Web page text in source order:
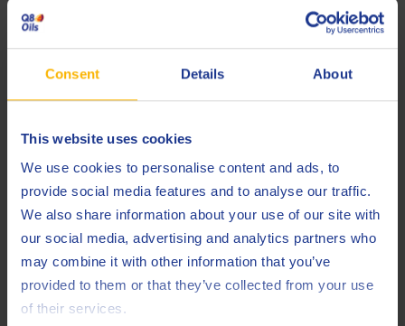
Consent Details About
This website uses cookies
We use cookies to personalise content and ads, to
provide social media features and to analyse our traffic.
We also share information about your use of our site with
our social media, advertising and analytics partners who
may combine it with other information that you’ve
provided to them or that they’ve collected from your use
of their services.
API SL
Caterpillar TO-2
MAN M 270
MB 227.0
MB 228.0
MTU Type 1
MTU